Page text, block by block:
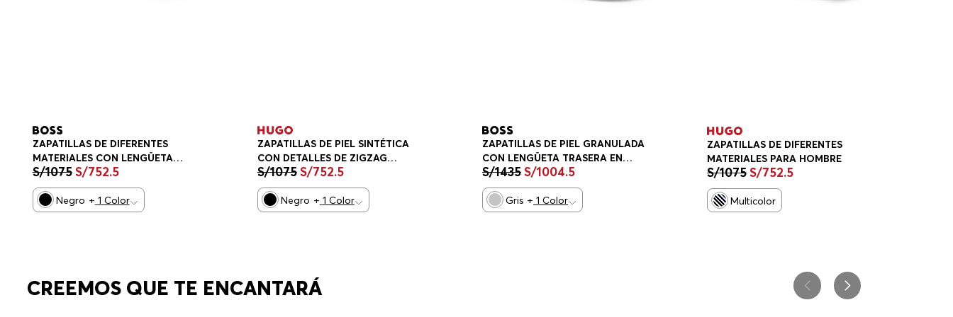
ZAPATILLAS DE DIFERENTES
MATERIALES CON LENGÜETA
TRASERA EN CONTRASTE
ZAPATILLAS HOMBRE
S/1075 S/752.5
Negro + 1 Color
ZAPATILLAS DE PIEL SINTÉTICA
CON DETALLES DE ZIGZAG
ZAPATILLAS HOMBRE
S/1075S/752.5
Negro + 1 Color
ZAPATILLAS DE PIEL GRANULADA
CON LENGÜETA TRASERA EN
CONTRASTE ZAPATILLAS HOMBRE
S/1435S/1004.5
Gris + 1 Color
ZAPATILLAS DE DIFERENTES
MATERIALES PARA HOMBRE
S/1075S/752.5
Multicolor
CREEMOS QUE TE ENCANTARÁ